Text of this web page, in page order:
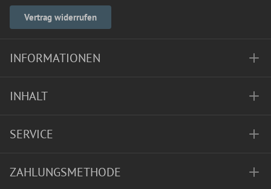
Vertrag widerrufen
INFORMATIONEN
INHALT
SERVICE
ZAHLUNGSMETHODE